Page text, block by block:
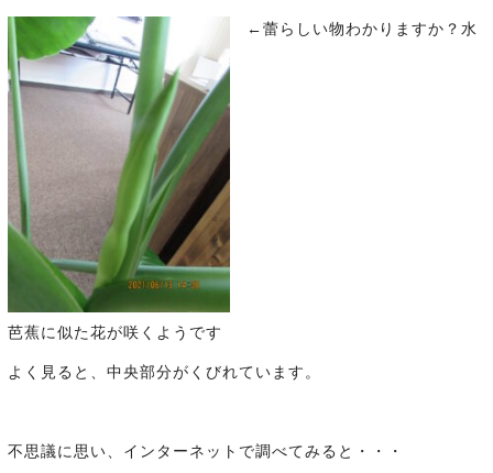
←蕾らしい物わかりますか？水
芭蕉に似た花が咲くようです
よく見ると、中央部分がくびれています。
不思議に思い、インターネットで調べてみると・・・